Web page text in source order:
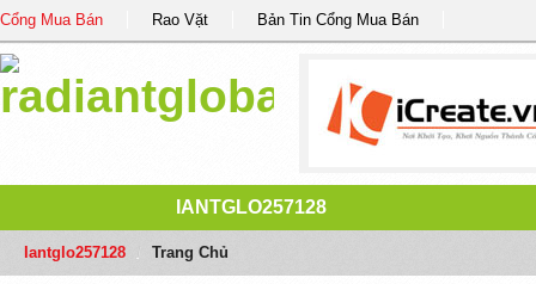
Cổng Mua Bán Rao Vặt Bản Tin Cổng Mua Bán
IANTGLO257128
Iantglo257128 Trang Chủ